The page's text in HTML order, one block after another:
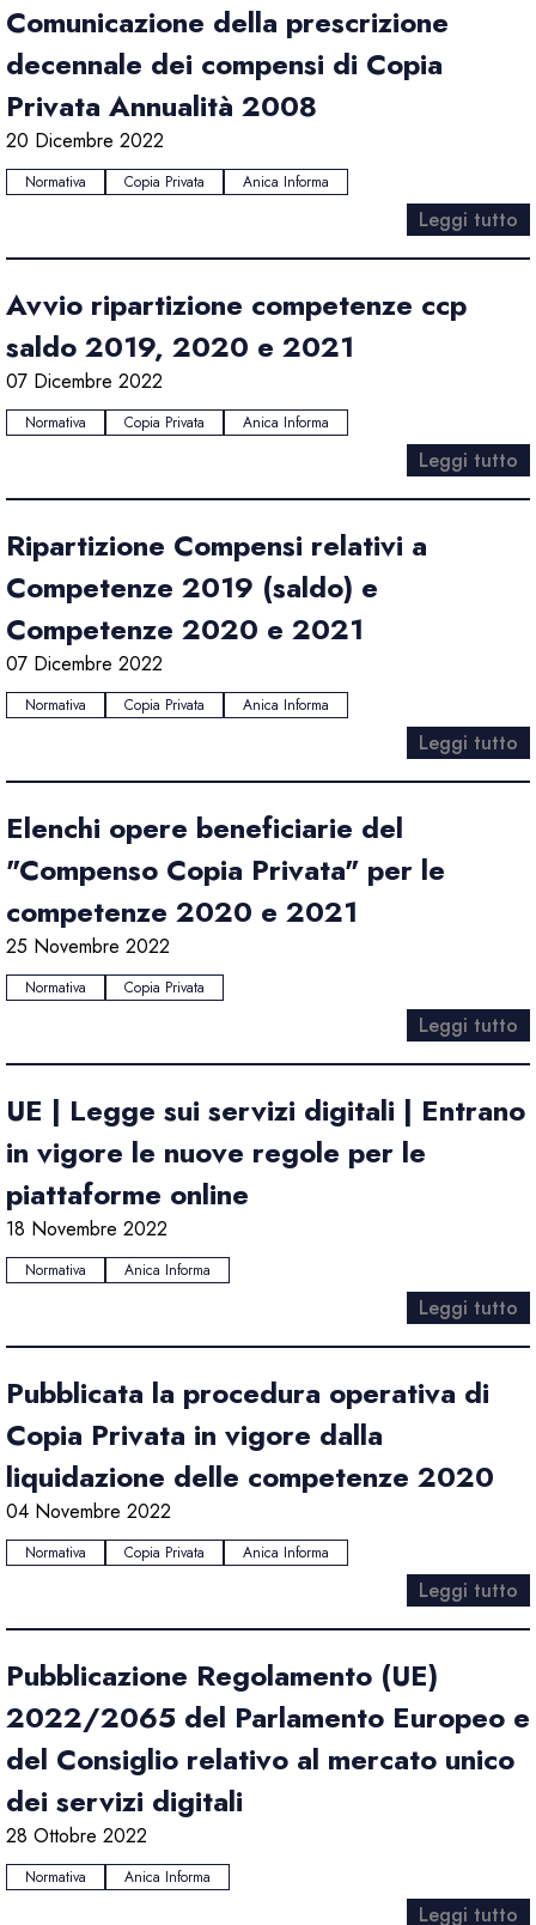
Comunicazione della prescrizione
decennale dei compensi di Copia
Privata Annualità 2008
20 Dicembre 2022
Normativa Copia Privata Anica Informa
Leggi tutto
Avvio ripartizione competenze ccp
saldo 2019, 2020 e 2021
07 Dicembre 2022
Normativa Copia Privata Anica Informa
Leggi tutto
Ripartizione Compensi relativi a
Competenze 2019 (saldo) e
Competenze 2020 e 2021
07 Dicembre 2022
Normativa Copia Privata Anica Informa
Leggi tutto
Elenchi opere beneficiarie del
"Compenso Copia Privata" per le
competenze 2020 e 2021
25 Novembre 2022
Normativa Copia Privata
Leggi tutto
UE | Legge sui servizi digitali | Entrano
in vigore le nuove regole per le
piattaforme online
18 Novembre 2022
Normativa Anica Informa
Leggi tutto
Pubblicata la procedura operativa di
Copia Privata in vigore dalla
liquidazione delle competenze 2020
04 Novembre 2022
Normativa Copia Privata Anica Informa
Leggi tutto
Pubblicazione Regolamento (UE)
2022/2065 del Parlamento Europeo e
del Consiglio relativo al mercato unico
dei servizi digitali
28 Ottobre 2022
Normativa Anica Informa
Leggi tutto